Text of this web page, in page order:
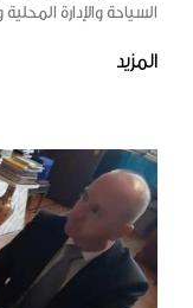
السياحة والإدارة
المزيد